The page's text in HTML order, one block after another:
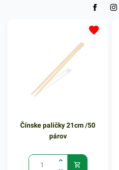
Čínske paličky 21cm /50
párov